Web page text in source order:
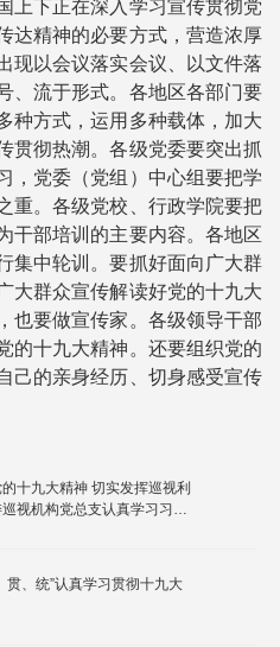
上下正在深入学习宣传贯彻党
达精神的必要方式，营造浓厚
现以会议落实会议、以文件落
、流于形式。各地区各部门要
种方式，运用多种载体，加大
贯彻热潮。各级党委要突出抓
，党委（党组）中心组要把学
重。各级党校、行政学院要把
干部培训的主要内容。各地区
集中轮训。要抓好面向广大群
大群众宣传解读好党的十九大
也要做宣传家。各级领导干部
的十九大精神。还要组织党的
己的亲身经历、切身感受宣传
十九大精神 切实发挥巡视利
视机构党总支认真学习习近
贯、统”认真学习贯彻十九大